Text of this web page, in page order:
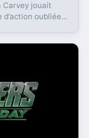
Carvey jouait
oubliée.